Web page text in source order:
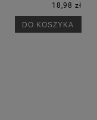
18,98 zł
DO KOSZYKA